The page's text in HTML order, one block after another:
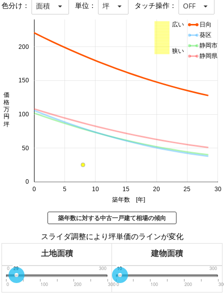
色分け： 面積 単位： 坪 タッチ操作： OFF
0 5 10 15 20 25 30
0
50
100
150
200
築年数 [年]
価格 万円/坪
日向
葵区
静岡市
静岡県
広い
狭い
築年数に対する中古一戸建て相場の傾向
スライダ調整により坪単価のラインが変化
土地面積 建物面積
0 300
29
0 100 200 300
0 300
10
0 100 200